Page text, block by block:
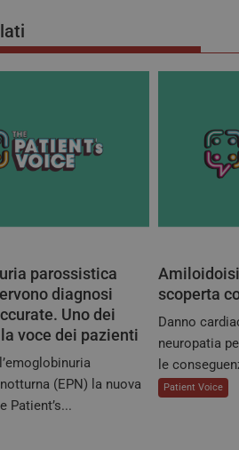
dI
n
parossistica
diagnosi
Uno dei
voce dei pazienti
(EPN) la nuova
Patient’s...
Amiloidoisi
scoperta
Danno
neuropatia
le
Patient Voice
NOME